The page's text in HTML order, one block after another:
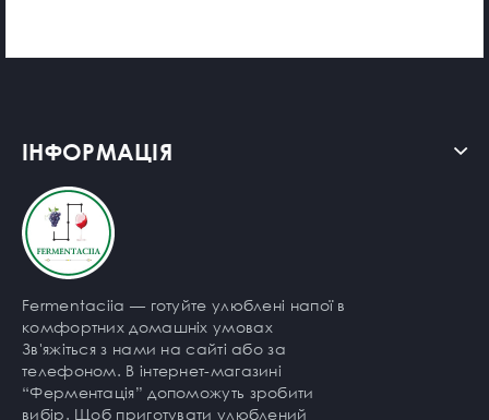
ІНФОРМАЦІЯ
Fermentaciia — готуйте улюблені напої в
комфортних домашніх умовах
Зв'яжіться з нами на сайті або за
телефоном. В інтернет-магазині
“Ферментація” допоможуть зробити
вибір. Щоб приготувати улюблений